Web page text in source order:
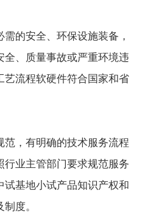
需的安全、环保设施装备，
全、质量事故或严重环境违
艺流程软硬件符合国家和省
范，有明确的技术服务流程
行业主管部门要求规范服务
试基地小试产品知识产权和
度。